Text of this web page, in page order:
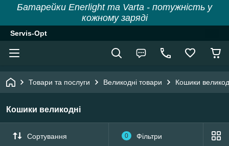
Батарейки Enerlight та Varta - потужність у
кожному заряді
Servis-Opt
Товари та послуги Великодні товари Кошики
Кошики великодні
Сортування 0 Фільтри